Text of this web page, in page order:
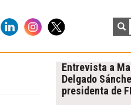
LinkedInInstagramTwitter
Entrevista a
Delgado
presidenta de